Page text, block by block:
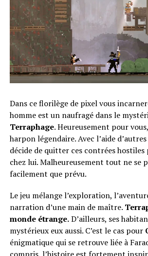
Dans ce florilège de pixel vous
homme est un naufragé dans le
Terraphage. Heureusement pour
harpon légendaire. Avec l’aide
décide de quitter ces contrées
chez lui. Malheureusement tout ne se
facilement que prévu.
Le jeu mélange l’exploration,
narration d’une main de maître.
monde étrange.D’ailleurs, ses
mystérieux eux aussi. C’est le cas pour
énigmatique qui se retrouve liée à